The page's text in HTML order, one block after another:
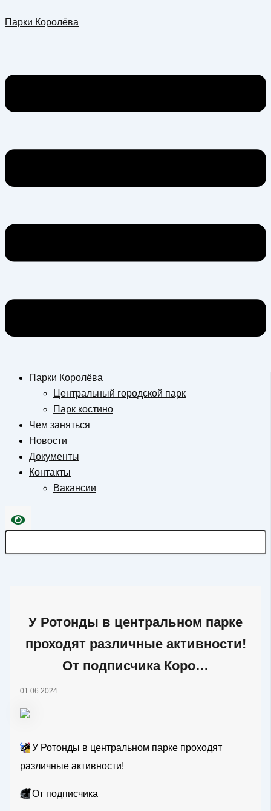
к
Парки Королёва
Парки Королёва
Центральный городской парк
Парк костино
Чем заняться
Новости
Документы
Контакты
Вакансии
У Ротонды в центральном парке
проходят различные активности!
От подписчика Коро…
01.06.2024
🎉У Ротонды в центральном парке проходят
различные активности!
🎥От подписчика